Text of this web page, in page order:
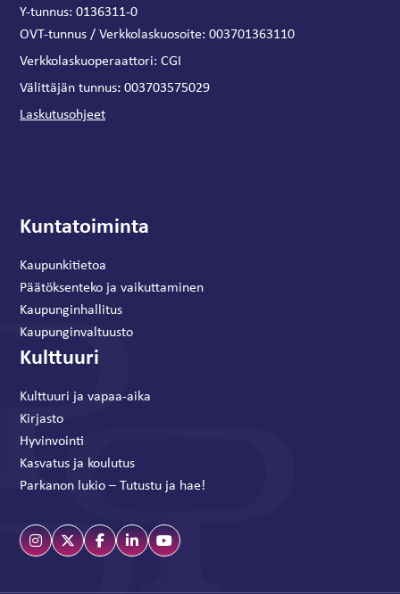
Y-tunnus: 0136311-0
OVT-tunnus / Verkkolaskuosoite: 003701363110
Verkkolaskuoperaattori: CGI
Välittäjän tunnus:003703575029
Laskutusohjeet
Kuntatoiminta
Kaupunkitietoa
Päätöksenteko ja vaikuttaminen
Kaupunginhallitus
Kaupunginvaltuusto
Kulttuuri
Kulttuuri ja vapaa-aika
Kirjasto
Hyvinvointi
Kasvatus ja koulutus
Parkanon lukio – Tutustu ja hae!